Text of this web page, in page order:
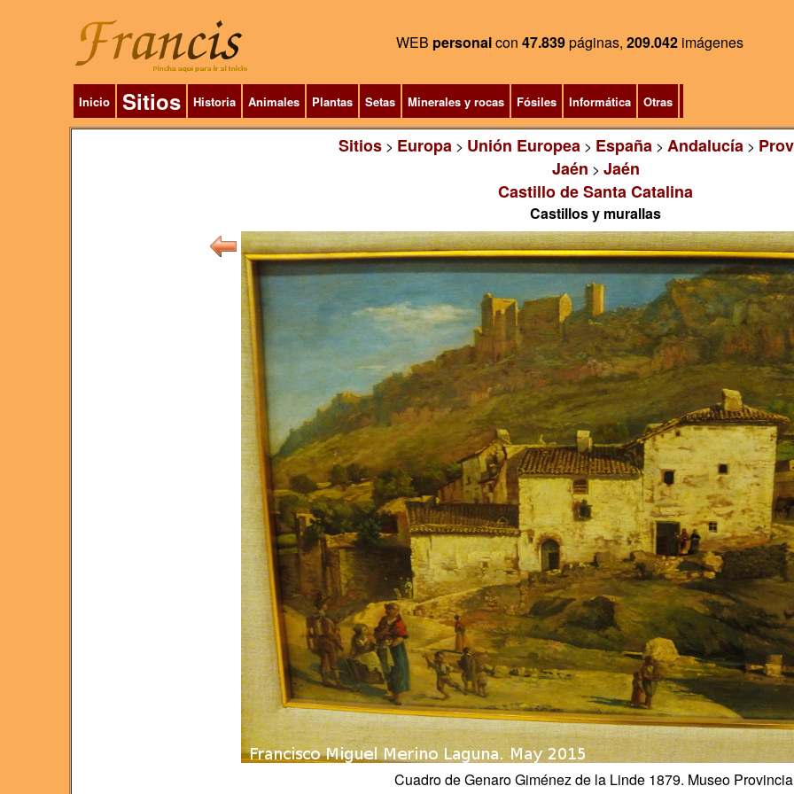
WEB personalcon 47.839páginas, 209.042 imágenes
Inicio Sitios Historia Animales Plantas Setas Minerales y rocas Fósiles Informática Otras
Sitios> Europa> Unión Europea> España> Andalucía>
Jaén > Jaén
Castillo de Santa Catalina
Castillos y murallas
Cuadro de Genaro Giménez de la Linde 1879. Museo